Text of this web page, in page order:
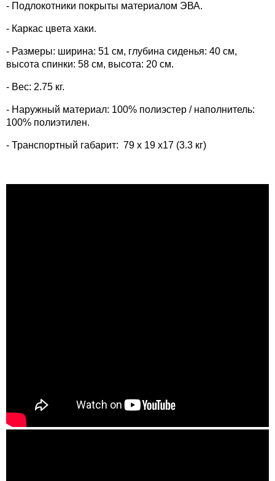
- Подлокотники покрыты материалом ЭВА.
- Каркас цвета хаки.
- Размеры: ширина: 51 см, глубина сиденья: 40 см,
высота спинки: 58 см, высота: 20 см.
- Вес: 2.75 кг.
- Наружный материал: 100% полиэстер / наполнитель:
100% полиэтилен.
- Транспортный габарит: 79 х 19 х17 (3.3 кг)